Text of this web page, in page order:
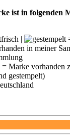
ist in folgenden
|
in meiner
= Marke vorhanden
gestempelt)